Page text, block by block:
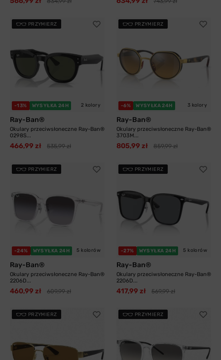
PRZYMIERZ
-13% WYSYŁKA 24H 2 kolory
Ray-Ban®
Okulary przeciwsłoneczne Ray-Ban®
0298S...
466,99 zł 535,99 zł
PRZYMIERZ
-6% WYSYŁKA 24H 3 kolory
Ray-Ban®
Okulary przeciwsłoneczne Ray-Ban®
3703M...
805,99 zł 859,99 zł
PRZYMIERZ
-24% WYSYŁKA 24H 5 kolorów
Ray-Ban®
Okulary przeciwsłoneczne Ray-Ban®
2206D...
460,99 zł 609,99 zł
PRZYMIERZ
-27% WYSYŁKA 24H 5 kolorów
Ray-Ban®
Okulary przeciwsłoneczne Ray-Ban®
2206D...
417,99 zł 569,99 zł
PRZYMIERZ PRZYMIERZ